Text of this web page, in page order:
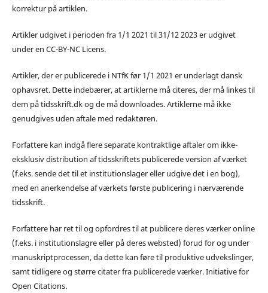
korrektur på artiklen.
Artikler udgivet i perioden fra 1/1 2021 til 31/12 2023 er udgivet
under en CC-BY-NC Licens.
Artikler, der er publicerede i NTfK før 1/1 2021 er underlagt dansk
ophavsret. Dette indebærer, at artiklerne må citeres, der må linkes til
dem på tidsskrift.dk og de må downloades. Artiklerne må ikke
genudgives uden aftale med redaktøren.
Forfattere kan indgå flere separate kontraktlige aftaler om ikke-
eksklusiv distribution af tidsskriftets publicerede version af værket
(f.eks. sende det til et institutionslager eller udgive det i en bog),
med en anerkendelse af værkets første publicering i nærværende
tidsskrift.
Forfattere har ret til og opfordres til at publicere deres værker online
(f.eks. i institutionslagre eller på deres websted) forud for og under
manuskriptprocessen, da dette kan føre til produktive udvekslinger,
samt tidligere og større citater fra publicerede værker. Initiative for
Open Citations.